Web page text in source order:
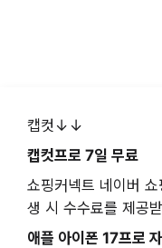
캡컷↓↓
캡컷프로 7일 무료
쇼핑커넥트 네이버
생 시 수수료를 제공
애플 아이폰 17프로